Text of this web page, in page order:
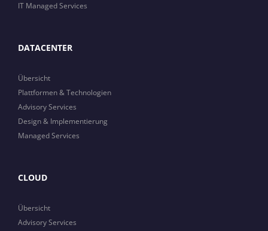
IT Managed Services
DATACENTER
Übersicht
Plattformen & Technologien
Advisory Services
Design & Implementierung
Managed Services
CLOUD
Übersicht
Advisory Services